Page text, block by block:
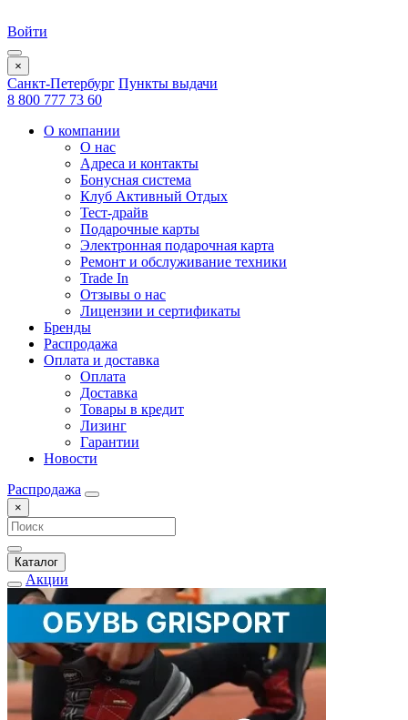
Войти
×
Санкт-Петербург Пункты выдачи
8 800 777 73 60
О компании
О нас
Адреса и контакты
Бонусная система
Клуб Активный Отдых
Тест-драйв
Подарочные карты
Электронная подарочная карта
Ремонт и обслуживание техники
Trade In
Отзывы о нас
Лицензии и сертификаты
Бренды
Распродажа
Оплата и доставка
Оплата
Доставка
Товары в кредит
Лизинг
Гарантии
Новости
Распродажа
×
Каталог
Акции